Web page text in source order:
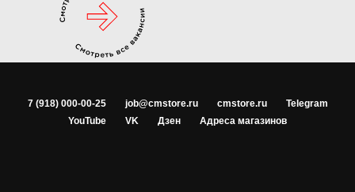
7 (918) 000-00-25 job@cmstore.ru cmstore.ru
Telegram
YouTube
VK Дзен Адреса магазинов